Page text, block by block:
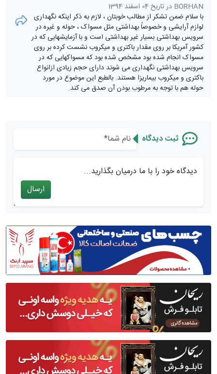
BORHAN در تاریخ 04 اسفند 1394
با سلام ضمن تشکر از مطالب خوبتان ، لازم به ذکر اینکه نگهداری
لوازم آرایشی و خصوصاً بهداشتی مثل مسواک ، حوله و غیره در
سرویس بهداشتی بسیار غیر بهداشتی است و با آزمایشهایی که در
کشور آمریکا بر روی مقدار باکتری و میکروب نشست کرده بر روی
مسواک انجام شده بود مشخص شده بود که مسواکهایی که در
سرویس بهداشتی نگهداری می شوند دارای حجم زیادی ازانواع
باکتری و میکروب بیماریزا هستند. بالطبع این موضوع در مورد
حوله هم با توجه به مرطوب بودن آن صدق می کند.
ثبت دیدگاه
دیدگاه خود را با ما درمیان بگذارید...
ارسال